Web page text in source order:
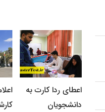
اعطای ردا کارت به
دانشجویان